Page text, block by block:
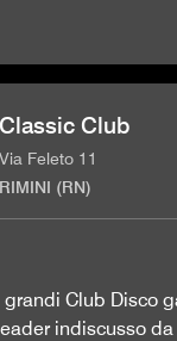
Classic Club
Via Feleto 11
RIMINI (RN)
Club Disco
indiscusso